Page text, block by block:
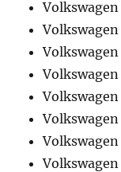
Volkswagen
Volkswagen
Volkswagen
Volkswagen
Volkswagen
Volkswagen
Volkswagen